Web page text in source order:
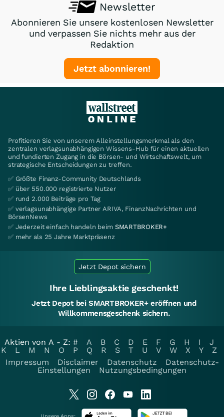
Newsletter
Abonnieren Sie unsere kostenlosen Newsletter
und verpassen Sie nichts mehr aus der
Redaktion
Jetzt abonnieren!
Profitieren Sie von unserem Alleinstellungsmerkmal als den
zentralen verlagsunabhängigen Wissens-Hub für einen aktuellen
und fundierten Zugang in die Börsen- und Wirtschaftswelt, um
strategische Entscheidungen zu treffen.
✅ Größte Finanz-Community Deutschlands
✅ über 550.000 registrierte Nutzer
✅ rund 2.000 Beiträge pro Tag
✅ verlagsunabhängige Partner ARIVA, FinanzNachrichten und
BörsenNews
✅ Jederzeit einfach handeln beim SMARTBROKER+
✅ mehr als 25 Jahre Marktpräsenz
Jetzt Depot sichern
Ihre Lieblingsaktie geschenkt!
Jetzt Depot bei SMARTBROKER+ eröffnen und
Willkommensgeschenk sichern.
Aktien von A - Z: # A B C D E F G H I
J
K
L M N O P Q R S T U V W X Y
Z
Impressum
Disclaimer Datenschutz
Datenschutz-
Einstellungen
Nutzungsbedingungen